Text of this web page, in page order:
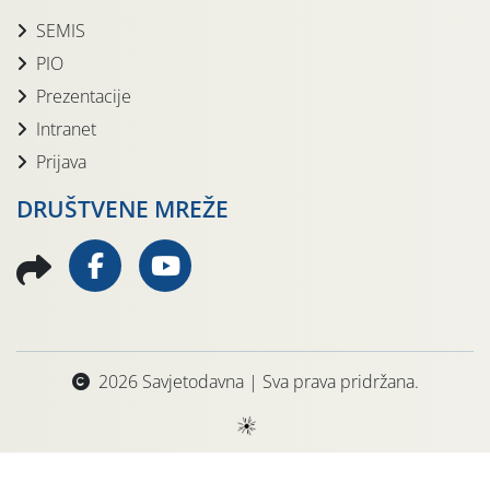
SEMIS
PIO
Prezentacije
Intranet
Prijava
DRUŠTVENE MREŽE
2026 Savjetodavna | Sva prava pridržana.